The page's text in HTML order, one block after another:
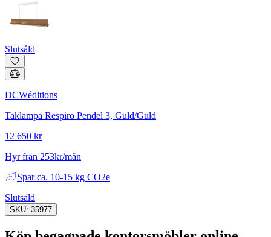
Slutsåld
DCWéditions
Taklampa Respiro Pendel 3, Guld/Guld
12 650 kr
Hyr från 253kr/mån
Spar ca. 10-15 kg CO2e
Slutsåld
SKU: 35977